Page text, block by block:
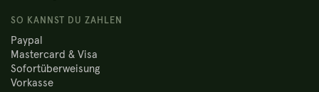
SO KANNST DU ZAHLEN
Paypal
Mastercard & Visa
Sofortüberweisung
Vorkasse